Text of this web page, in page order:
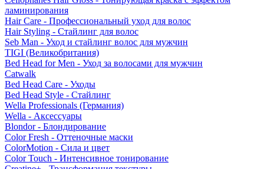
ламинирования
Hair Care - Профессиональный уход для волос
Hair Styling - Стайлинг для волос
Seb Man - Уход и стайлинг волос для мужчин
TIGI (Великобритания)
Bed Head for Men - Уход за волосами для мужчин
Catwalk
Bed Head Care - Уходы
Bed Head Style - Стайлинг
Wella Professionals (Германия)
Wella - Аксессуары
Blondor - Блондирование
Color Fresh - Оттеночные маски
ColorMotion - Сила и цвет
Color Touch - Интенсивное тонирование